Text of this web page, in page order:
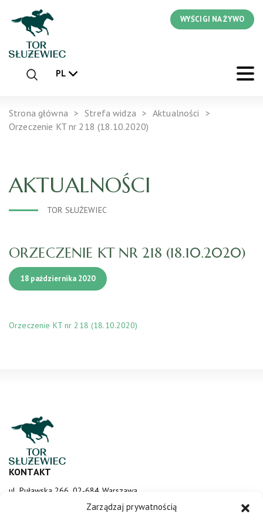
Zarządzaj prywatnością
WYŚCIGI NA ŻYWO
PL
Strona główna Strefa widza
Aktualności
Orzeczenie KT nr 218 (18.10.2020)
AKTUALNOŚCI
TOR SŁUŻEWIEC
ORZECZENIE KT NR 218 (18.10.2020)
18 października 2020
Orzeczenie KT nr 218 (18.10.2020)
KONTAKT
ul. Puławska 266, 02-684 Warszawa
sluzewiec@totalizator.pl